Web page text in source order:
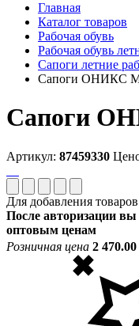
Главная
Каталог товаров
Рабочая обувь
Рабочая обувь
Сапоги летние
Сапоги ОНИКС
Сапоги
Артикул: 87459330
Для добавления
После авторизации
оптовым ценам
Розничная цена 2